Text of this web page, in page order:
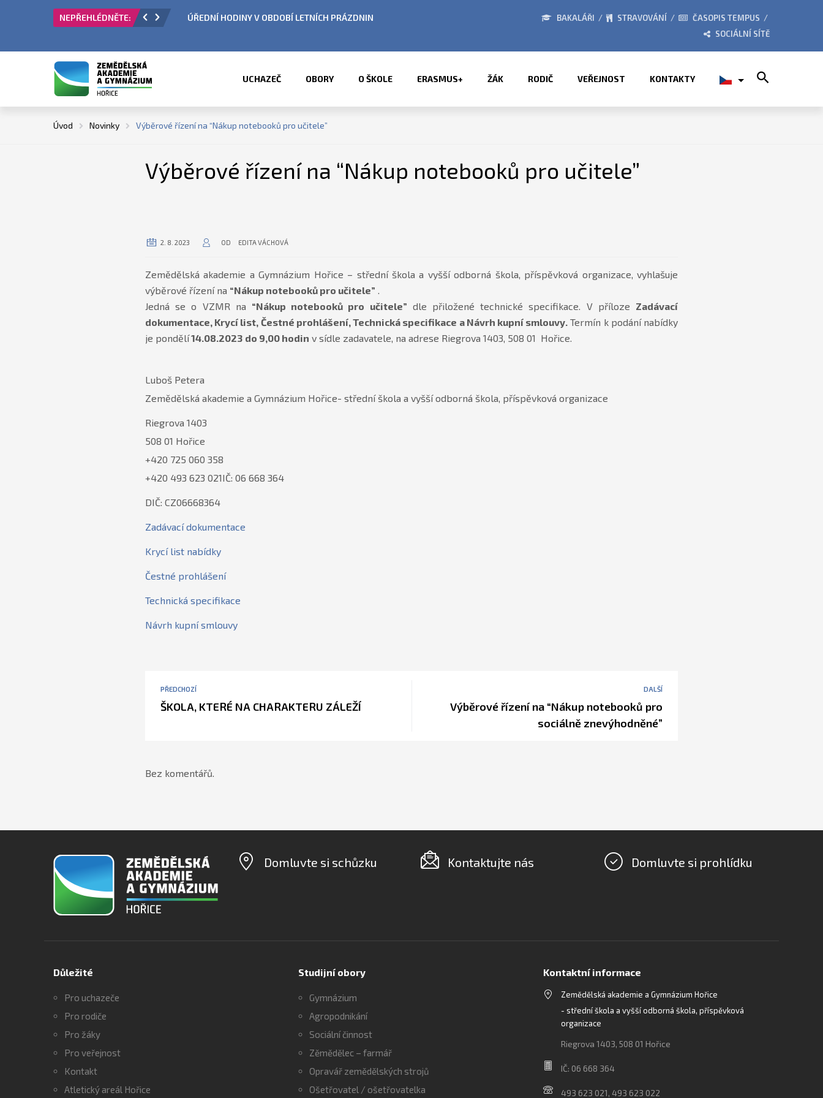
PŘIJÍMACÍ ŘÍZENÍ ÚŘEDNÍ HODINY V OBDOBÍ LETNÍCH PRÁZDNIN PŘÍMĚSTSKÉ TÁBORY 2026 ZE ŽIVOTA ŠKOLY
BAKALÁŘI STRAVOVÁNÍ
ČASOPIS TEMPUS
SOCIÁLNÍ SÍTĚ
UCHAZEČ OBORY O ŠKOLE ERASMUS+ ŽÁK RODIČ VEŘEJNOST KONTAKTY
Úvod Novinky Výběrové řízení na “Nákup notebooků pro učitele”
Výběrové řízení na “Nákup notebooků pro učitele”
2. 8. 2023 OD EDITA VÁCHOVÁ
Zemědělská akademie a Gymnázium Hořice – střední škola a vyšší odborná škola, příspěvková organizace, vyhlašuje
výběrové řízení na “Nákup notebooků pro učitele” .
Jedná se o VZMR na “Nákup notebooků pro učitele” dle přiložené technické specifikace. V příloze Zadávací
dokumentace, Krycí list, Čestné prohlášení, Technická specifikace a Návrh kupní smlouvy. Termín k podání nabídky
je pondělí14.08.2023 do 9,00 hodin v sídle zadavatele, na adrese Riegrova 1403, 508 01 Hořice.
Luboš Petera
Zemědělská akademie a Gymnázium Hořice- střední škola a vyšší odborná škola, příspěvková organizace
Riegrova 1403
508 01 Hořice
+420 725 060 358
+420 493 623 021IČ: 06 668 364
DIČ: CZ06668364
Zadávací dokumentace
Krycí list nabídky
Čestné prohlášení
Technická specifikace
Návrh kupní smlouvy
PŘEDCHOZÍ
ŠKOLA, KTERÉ NA CHARAKTERU ZÁLEŽÍ
DALŠÍ
Výběrové řízení na “Nákup notebooků pro
sociálně znevýhodněné”
Bez komentářů.
Domluvte si schůzku Kontaktujte nás Domluvte si prohlídku
Důležité
Pro uchazeče
Pro rodiče
Pro žáky
Pro veřejnost
Kontakt
Atletický areál Hořice
Studijní obory
Gymnázium
Agropodnikání
Sociální činnost
Zěmědělec – farmář
Opravář zemědělských strojů
Ošetřovatel / ošetřovatelka
Kontaktní informace
Zemědělská akademie a Gymnázium Hořice
- střední škola a vyšší odborná škola, příspěvková
organizace
Riegrova 1403, 508 01 Hořice
IČ: 06 668 364
493 623 021, 493 623 022